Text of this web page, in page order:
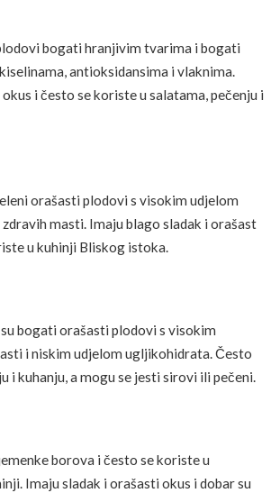
bogati hranjivim tvarima i bogati
antioksidansima i vlaknima.
i često se koriste u salatama, pečenju i
orašasti plodovi s visokim udjelom
masti. Imaju blago sladak i orašast
u kuhinji Bliskog istoka.
bogati orašasti plodovi s visokim
i niskim udjelom ugljikohidrata. Često
i kuhanju, a mogu se jesti sirovi ili pečeni.
borova i često se koriste u
Imaju sladak i orašasti okus i dobar su